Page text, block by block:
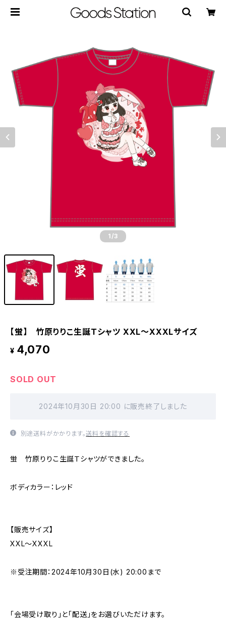
1 /3
【蛍】 竹原りりこ生誕Ｔシャツ XXL〜XXXLサイズ
¥ 4,070
SOLD OUT
2024年10月30日 20:00 に販売終了しました
別途送料がかかります。送料を確認する
蛍 竹原りりこ生誕Ｔシャツができました。
ボディカラー：レッド
【販売サイズ】
XXL〜XXXL
※受注期間：2024年10月30日(水) 20:00まで
「会場受け取り」と「配送」をお選びいただけます。